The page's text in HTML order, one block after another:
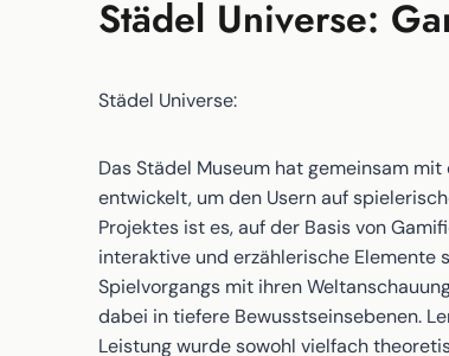
Städel Universe:
Städel Universe:
Das Städel Museum hat gemeinsam
entwickelt, um den Usern auf
Projektes ist es, auf der Basis von
interaktive und erzählerische Elemente
Spielvorgangs mit ihren
dabei in tiefere Bewusstseinsebenen.
Leistung wurde sowohl vielfach